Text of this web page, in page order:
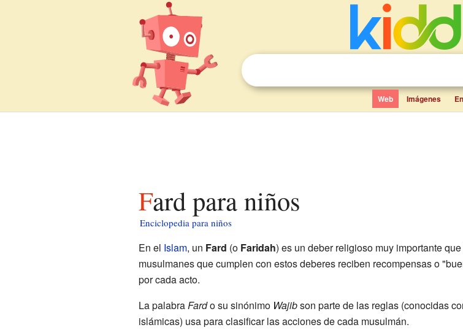
Web Imágenes
Fard para niños
Enciclopedia para niños
En el Islam, un Fard (o Faridah) es un deber religioso muy importante
musulmanes que cumplen con estos deberes reciben recompensas o
por cada acto.
La palabraFardo su sinónimo Wajibson parte de las reglas (conocidas
islámicas) usa para clasificar las acciones de cada musulmán.